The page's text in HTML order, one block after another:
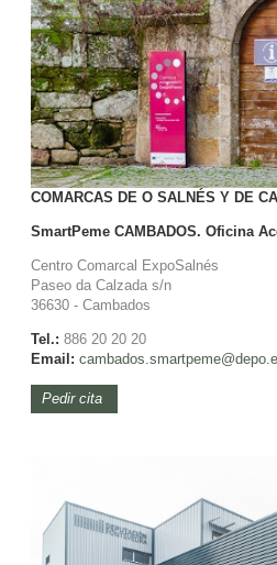
COMARCAS DE O SALNÉS Y DE
SmartPeme CAMBADOS. Oficina
Centro Comarcal ExpoSalnés
Paseo da Calzada s/n
36630 - Cambados
Tel.: 886 20 20 20
Email:
Pedir cita